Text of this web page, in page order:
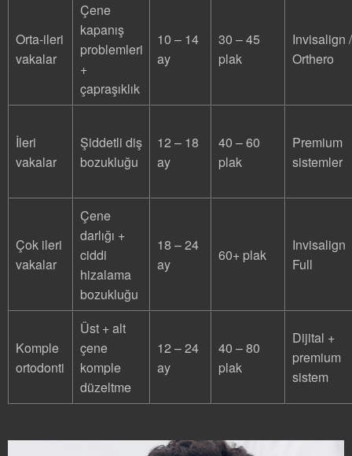
Orta-ileri
vakalar
Çene
kapanış
problemleri
+
çapraşıklık
10 – 14
ay
30 – 45
plak
Invisalign /
Orthero
İleri
vakalar
Şiddetli diş
bozukluğu
12 – 18
ay
40 – 60
plak
Premium
sistemler
Çok ileri
vakalar
Çene
darlığı +
ciddi
hizalama
bozukluğu
18 – 24
ay
60+ plak
Invisalign
Full
Komple
ortodonti
Üst + alt
çene
komple
düzeltme
12 – 24
ay
40 – 80
plak
Dijital +
premium
sistem